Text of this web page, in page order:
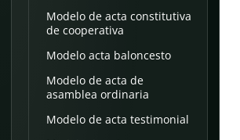
Modelo de acta constitutiva
de cooperativa
Modelo acta baloncesto
Modelo de acta de
asamblea ordinaria
Modelo de acta testimonial